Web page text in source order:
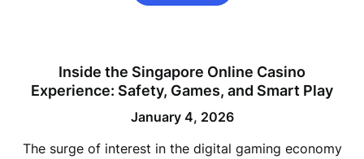
Inside the Singapore Online Casino
Experience: Safety, Games, and Smart Play
January 4, 2026
The surge of interest in the digital gaming economy